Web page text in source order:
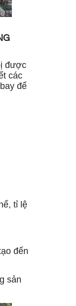
được
các
để
tỉ lệ
đến
sản